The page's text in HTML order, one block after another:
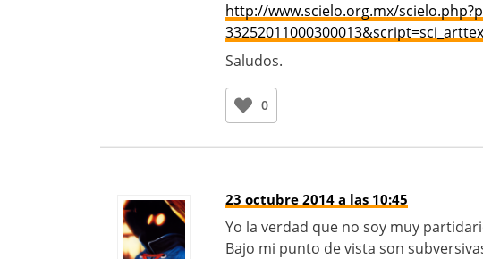
http://www.scielo.org.mx/
Saludos.
0
23 octubre 2014 a las 10:45
Yo la verdad que no soy muy
Bajo mi punto de vista son